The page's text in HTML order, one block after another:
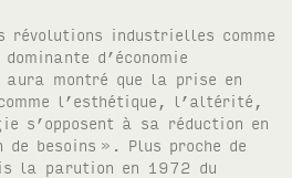
révolutions industrielles comme
d’économie
montré que la prise en
l’esthétique, l’altérité,
s’opposent à sa réduction en
de besoins ». Plus proche de
la parution en 1972 du